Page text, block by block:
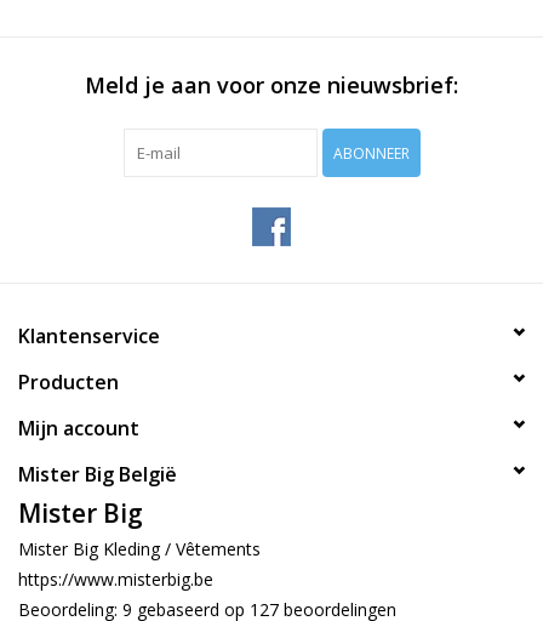
Meld je aan voor onze nieuwsbrief:
ABONNEER
Klantenservice
Producten
Mijn account
Mister Big België
Mister Big
Mister Big Kleding / Vêtements
https://www.misterbig.be
Beoordeling: 9 gebaseerd op 127 beoordelingen